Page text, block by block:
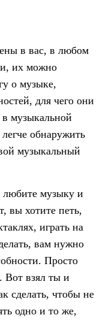
в вас, в любом
их можно
о музыке,
для чего они
музыкальной
легче обнаружить
музыкальный
любите музыку и
вы хотите петь,
играть на
вам нужно
Просто
Вот взял ты и
сделать, чтобы не
одно и то же,